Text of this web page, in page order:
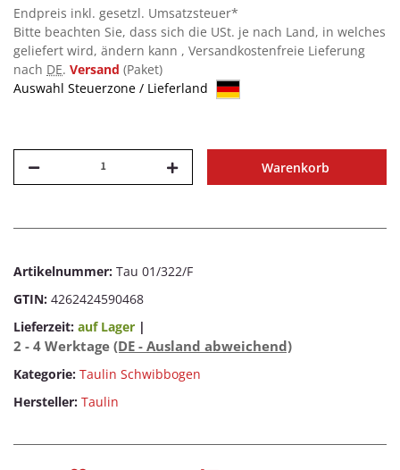
Endpreis inkl. gesetzl. Umsatzsteuer*
Bitte beachten Sie, dass sich die USt. je nach Land, in welches
geliefert wird, ändern kann , Versandkostenfreie Lieferung
nach DE. Versand (Paket)
Auswahl Steuerzone / Lieferland
Warenkorb
Artikelnummer: Tau 01/322/F
GTIN: 4262424590468
Lieferzeit: auf Lager |
2 - 4 Werktage (DE - Ausland abweichend)
Kategorie: Taulin Schwibbogen
Hersteller: Taulin